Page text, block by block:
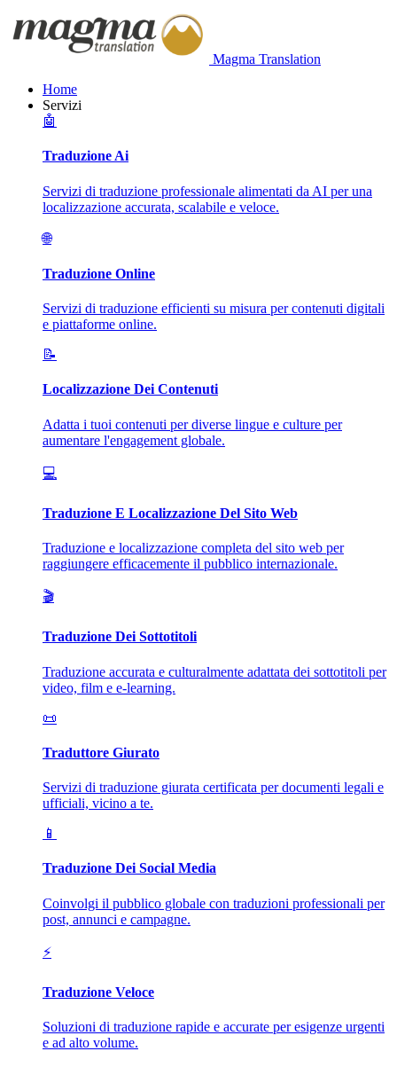
Magma Translation
Home
Servizi
🤖
Traduzione Ai
Servizi di traduzione professionale alimentati da AI per una
localizzazione accurata, scalabile e veloce.
🌐
Traduzione Online
Servizi di traduzione efficienti su misura per contenuti digitali
e piattaforme online.
📝
Localizzazione Dei Contenuti
Adatta i tuoi contenuti per diverse lingue e culture per
aumentare l'engagement globale.
💻
Traduzione E Localizzazione Del Sito Web
Traduzione e localizzazione completa del sito web per
raggiungere efficacemente il pubblico internazionale.
🎬
Traduzione Dei Sottotitoli
Traduzione accurata e culturalmente adattata dei sottotitoli per
video, film e e-learning.
📜
Traduttore Giurato
Servizi di traduzione giurata certificata per documenti legali e
ufficiali, vicino a te.
📱
Traduzione Dei Social Media
Coinvolgi il pubblico globale con traduzioni professionali per
post, annunci e campagne.
⚡
Traduzione Veloce
Soluzioni di traduzione rapide e accurate per esigenze urgenti
e ad alto volume.